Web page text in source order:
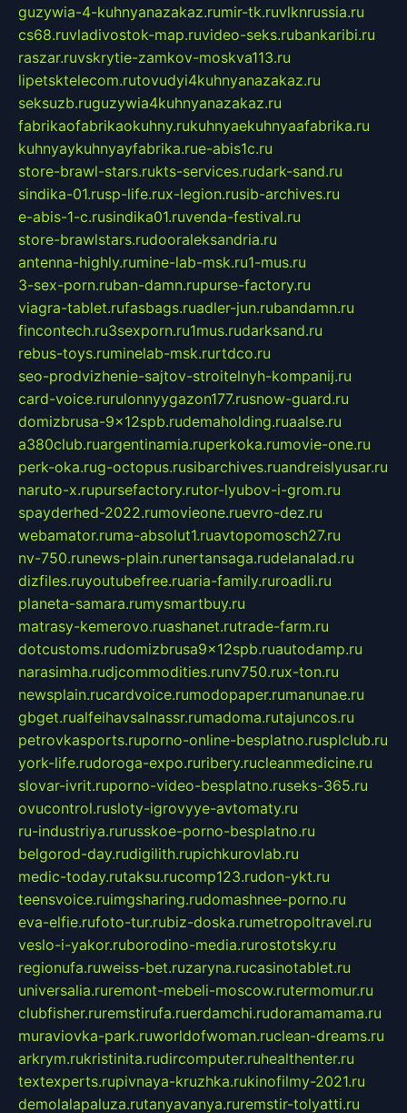
guzywia-4-kuhnyanazakaz.rumir-tk.ruvlknrussia.ru
cs68.ruvladivostok-map.ruvideo-seks.rubankaribi.ru
raszar.ruvskrytie-zamkov-moskva113.ru
lipetsktelecom.rutovudyi4kuhnyanazakaz.ru
seksuzb.ruguzywia4kuhnyanazakaz.ru
fabrikaofabrikaokuhny.rukuhnyaekuhnyaafabrika.ru
kuhnyaykuhnyayfabrika.rue-abis1c.ru
store-brawl-stars.rukts-services.rudark-sand.ru
sindika-01.rusp-life.rux-legion.rusib-archives.ru
e-abis-1-c.rusindika01.ruvenda-festival.ru
store-brawlstars.rudooraleksandria.ru
antenna-highly.rumine-lab-msk.ru1-mus.ru
3-sex-porn.ruban-damn.rupurse-factory.ru
viagra-tablet.rufasbags.ruadler-jun.rubandamn.ru
fincontech.ru3sexporn.ru1mus.rudarksand.ru
rebus-toys.ruminelab-msk.rurtdco.ru
seo-prodvizhenie-sajtov-stroitelnyh-kompanij.ru
card-voice.rurulonnyygazon177.rusnow-guard.ru
domizbrusa-9x12spb.rudemaholding.ruaalse.ru
a380club.ruargentinamia.ruperkoka.rumovie-one.ru
perk-oka.rug-octopus.rusibarchives.ruandreislyusar.ru
naruto-x.rupursefactory.rutor-lyubov-i-grom.ru
spayderhed-2022.rumovieone.ruevro-dez.ru
webamator.ruma-absolut1.ruavtopomosch27.ru
nv-750.runews-plain.runertansaga.rudelanalad.ru
dizfiles.ruyoutubefree.ruaria-family.ruroadli.ru
planeta-samara.rumysmartbuy.ru
matrasy-kemerovo.ruashanet.rutrade-farm.ru
dotcustoms.rudomizbrusa9x12spb.ruautodamp.ru
narasimha.rudjcommodities.runv750.rux-ton.ru
newsplain.rucardvoice.rumodopaper.rumanunae.ru
gbget.rualfeihavsalnassr.rumadoma.rutajuncos.ru
petrovkasports.ruporno-online-besplatno.rusplclub.ru
york-life.rudoroga-expo.ruribery.rucleanmedicine.ru
slovar-ivrit.ruporno-video-besplatno.ruseks-365.ru
ovucontrol.rusloty-igrovyye-avtomaty.ru
ru-industriya.rurusskoe-porno-besplatno.ru
belgorod-day.rudigilith.rupichkurovlab.ru
medic-today.rutaksu.rucomp123.rudon-ykt.ru
teensvoice.ruimgsharing.rudomashnee-porno.ru
eva-elfie.rufoto-tur.rubiz-doska.rumetropoltravel.ru
veslo-i-yakor.ruborodino-media.rurostotsky.ru
regionufa.ruweiss-bet.ruzaryna.rucasinotablet.ru
universalia.ruremont-mebeli-moscow.rutermomur.ru
clubfisher.ruremstirufa.ruerdamchi.rudoramamama.ru
muraviovka-park.ruworldofwoman.ruclean-dreams.ru
arkrym.rukristinita.rudircomputer.ruhealthenter.ru
textexperts.rupivnaya-kruzhka.rukinofilmy-2021.ru
demolalapaluza.rutanyavanya.ruremstir-tolyatti.ru